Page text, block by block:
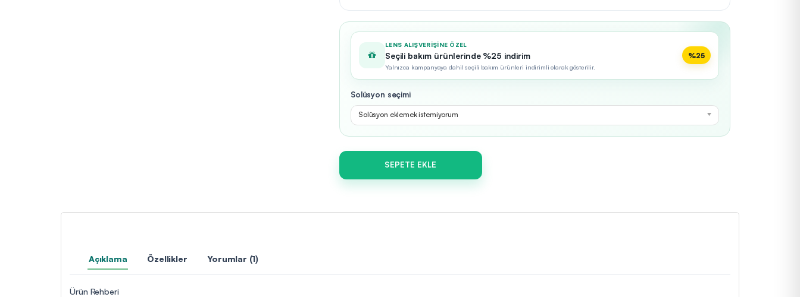
LENS ALIŞVERIŞINE ÖZEL
Seçili bakım ürünlerinde %25 indirim
Yalnızca kampanyaya dahil seçili bakım ürünleri indirimli olarak gösterilir.
%25
Solüsyon seçimi
Solüsyon eklemek istemiyorum
SEPETE EKLE
Açıklama Özellikler Yorumlar (1)
Ürün Rehberi